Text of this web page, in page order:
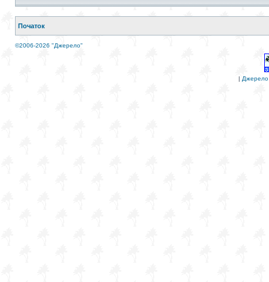
Початок
©2006-2026 "Джерело"
| Джерело